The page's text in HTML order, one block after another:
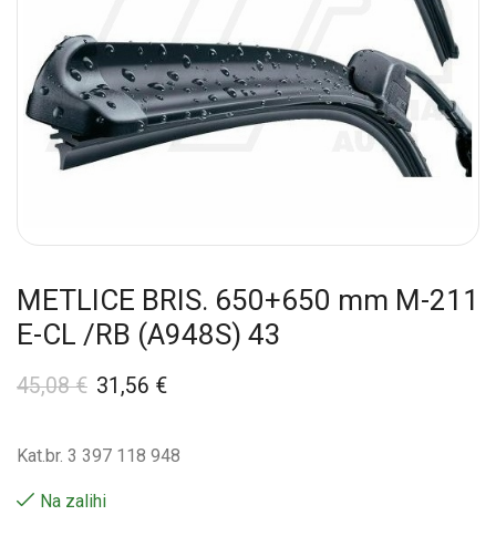
METLICE BRIS. 650+650 mm M-211
E-CL /RB (A948S) 43
45,08€ 31,56 €
Kat.br. 3 397 118 948
Na zalihi